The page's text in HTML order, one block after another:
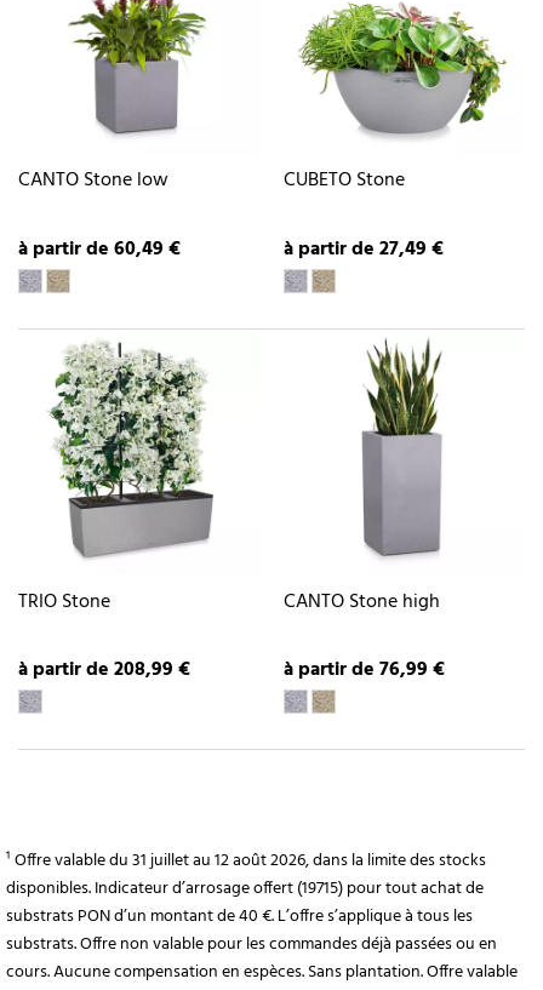
CANTO Stone low
à partir de 60,49 €
CUBETO Stone
à partir de 27,49 €
TRIO Stone
à partir de 208,99 €
CANTO Stone high
à partir de 76,99 €
¹ Offre valable du 31 juillet au 12 août 2026, dans la limite des stocks
disponibles. Indicateur d’arrosage offert (19715) pour tout achat de
substrats PON d’un montant de 40 €. L’offre s’applique à tous les
substrats. Offre non valable pour les commandes déjà passées ou en
cours. Aucune compensation en espèces. Sans plantation. Offre valable